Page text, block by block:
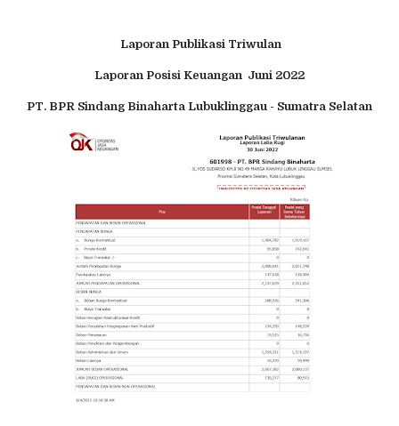
Laporan Publikasi Triwulan
Laporan Posisi Keuangan Juni 2022
PT. BPR Sindang Binaharta Lubuklinggau - Sumatra Selatan